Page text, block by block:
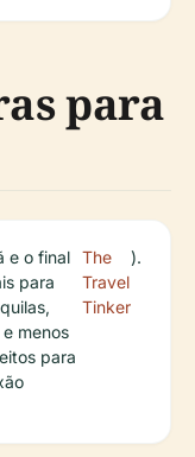
para
e o final
para
menos
para
The
Travel
Tinker
).